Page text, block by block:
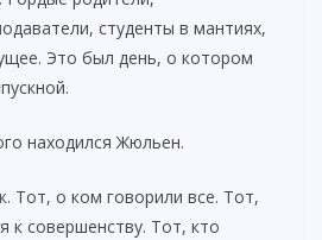
студенты в мантиях,
Это был день, о котором
находился Жюльен.
Тот, о ком говорили все. Тот,
к совершенству. Тот, кто